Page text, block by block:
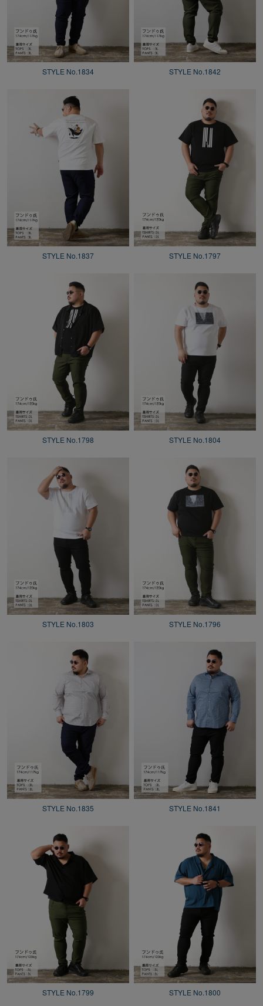
STYLE No.1834 STYLE No.1842
STYLE No.1837 STYLE No.1797
STYLE No.1798 STYLE No.1804
STYLE No.1803 STYLE No.1796
STYLE No.1835 STYLE No.1841
STYLE No.1799 STYLE No.1800